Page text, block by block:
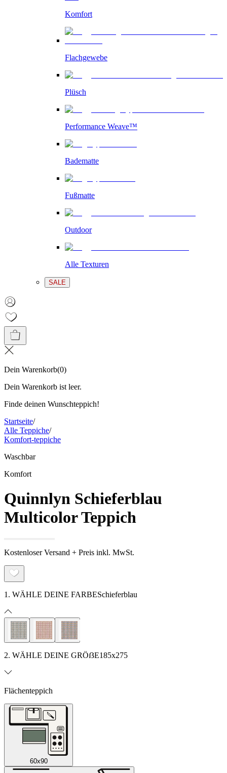
Komfort
Flachgewebe
Plüsch
Performance Weave™
Badematte
Fußmatte
Outdoor
Alle Texturen
SALE
Dein Warenkorb(0)
Dein Warenkorb ist leer.
Finde deinen Wunschteppich!
Startseite/
Alle Teppiche/
Komfort-teppiche
Waschbar
Komfort
Quinnlyn Schieferblau
Multicolor Teppich
Kostenloser Versand + Preis inkl. MwSt.
1. WÄHLE DEINE FARBESchieferblau
2. WÄHLE DEINE GRÖẞE185x275
Flächenteppich
60x90